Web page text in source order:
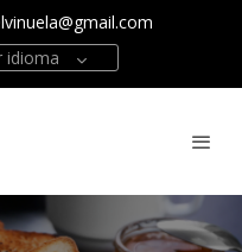
idioma